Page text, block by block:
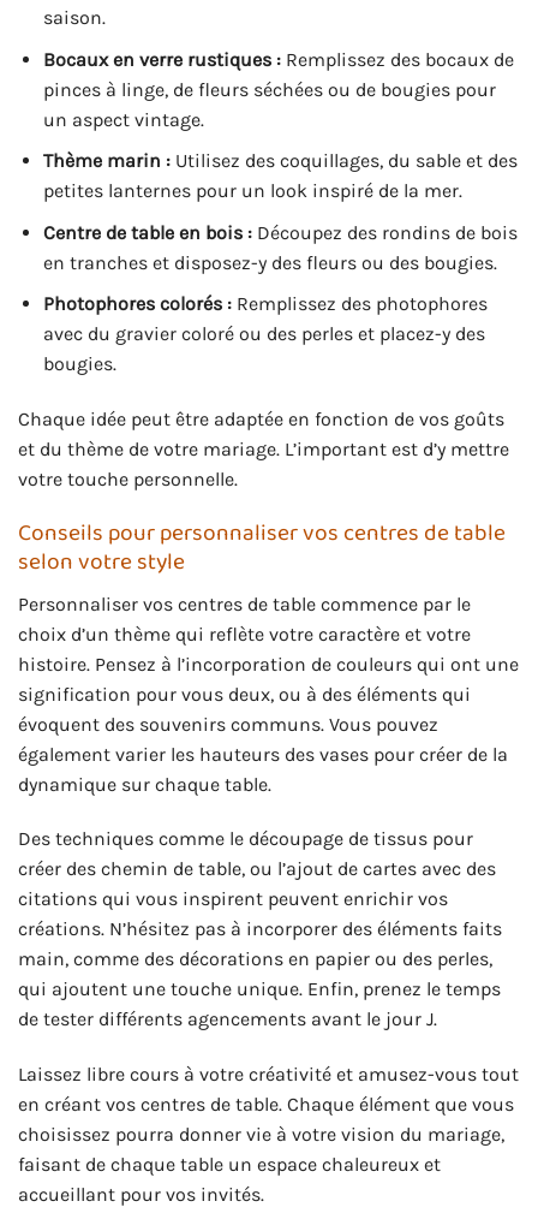
saison.
Bocaux en verre rustiques :Remplissez des bocaux de
pinces à linge, de fleurs séchées ou de bougies pour
un aspect vintage.
Thème marin :Utilisez des coquillages, du sable et des
petites lanternes pour un look inspiré de la mer.
Centre de table en bois :Découpez des rondins de bois
en tranches et disposez-y des fleurs ou des bougies.
Photophores colorés :Remplissez des photophores
avec du gravier coloré ou des perles et placez-y des
bougies.
Chaque idée peut être adaptée en fonction de vos goûts
et du thème de votre mariage. L’important est d’y mettre
votre touche personnelle.
Conseils pour personnaliser vos centres de table
selon votre style
Personnaliser vos centres de table commence par le
choix d’un thème qui reflète votre caractère et votre
histoire. Pensez à l’incorporation de couleurs qui ont une
signification pour vous deux, ou à des éléments qui
évoquent des souvenirs communs. Vous pouvez
également varier les hauteurs des vases pour créer de la
dynamique sur chaque table.
Des techniques comme le découpage de tissus pour
créer des chemin de table, ou l’ajout de cartes avec des
citations qui vous inspirent peuvent enrichir vos
créations. N’hésitez pas à incorporer des éléments faits
main, comme des décorations en papier ou des perles,
qui ajoutent une touche unique. Enfin, prenez le temps
de tester différents agencements avant le jour J.
Laissez libre cours à votre créativité et amusez-vous tout
en créant vos centres de table. Chaque élément que vous
choisissez pourra donner vie à votre vision du mariage,
faisant de chaque table un espace chaleureux et
accueillant pour vos invités.